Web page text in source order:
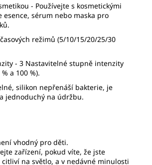
- Používejte s kosmetickými
esence, sérum nebo maska pro
režimů (5/10/15/20/25/30
- 3 Nastavitelné stupně intenzity
a 100 %).
silikon nepřenáší bakterie, je
jednoduchý na údržbu.
vhodný pro děti.
zařízení, pokud víte, že jste
citliví na světlo, a v nedávné minulosti